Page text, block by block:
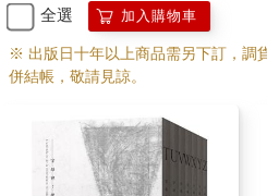
全選 加入購物車
※ 出版日十年以上商品需另下訂，調
併結帳，敬請見諒。